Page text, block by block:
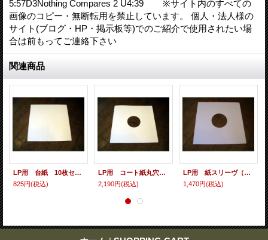
5:57D3Nothing Compares 2 U4:39 ※サイト内のすべての
画像のコピー・無断転用を禁止しています。 個人・法人様の
サイト(ブログ・HP・掲示板等)でのご紹介で使用されたい場
合は前もってご連絡下さい
関連商品
LP用 台紙 10枚セット
825円(税込)
LP用 コート紙丸穴ジャケ 10枚セット
2,190円(税込)
LP用 紙スリーヴ（レギュラー 四角の角） 10枚セット
1,470円(税込)